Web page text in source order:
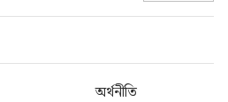
অর্থনীতি